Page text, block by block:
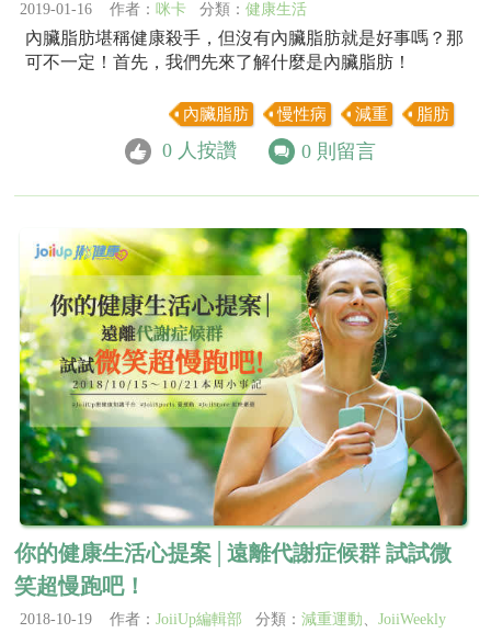
2019-01-16 作者： 咪卡 分類： 健康生活
內臟脂肪堪稱健康殺手，但沒有內臟脂肪就是好事嗎？那
可不一定！首先，我們先來了解什麼是內臟脂肪！
內臟脂肪 慢性病 減重 脂肪
0 人按讚 0 則留言
你的健康生活心提案│遠離代謝症候群 試試微
笑超慢跑吧！
2018-10-19 作者： JoiiUp編輯部 分類： 減重運動 、 JoiiWeekly